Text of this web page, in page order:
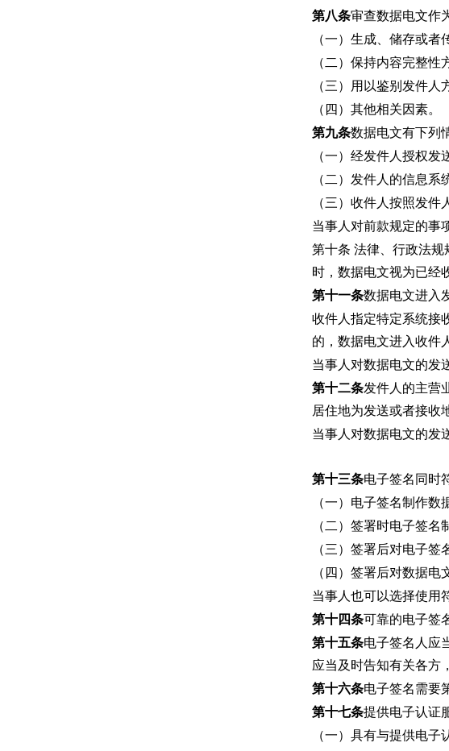
第八条审查数据电文作
（一）生成、储存或者
（二）保持内容完整性
（三）用以鉴别发件人
（四）其他相关因素。
第九条数据电文有下列
（一）经发件人授权发
（二）发件人的信息系
（三）收件人按照发件
当事人对前款规定的事
第十条 法律、行政法
时，数据电文视为已经
第十一条数据电文进入
收件人指定特定系统接
的，数据电文进入收件
当事人对数据电文的发
第十二条发件人的主营
居住地为发送或者接收
当事人对数据电文的发
第十三条电子签名同时
（一）电子签名制作数
（二）签署时电子签名
（三）签署后对电子签
（四）签署后对数据电
当事人也可以选择使用
第十四条可靠的电子签
第十五条电子签名人应
应当及时告知有关各方
第十六条电子签名需要
第十七条提供电子认证
（一）具有与提供电子